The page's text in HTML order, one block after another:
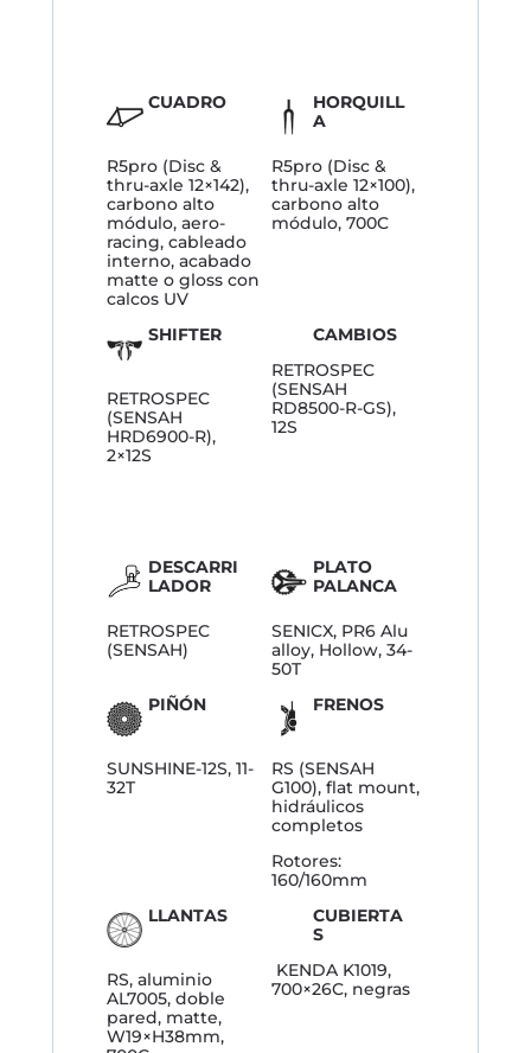
CUADRO
R5pro (Disc &
thru-axle 12×142),
carbono alto
módulo, aero-
racing, cableado
interno, acabado
matte o gloss con
calcos UV
HORQUILL
A
R5pro (Disc &
thru-axle 12×100),
carbono alto
módulo, 700C
SHIFTER
RETROSPEC
(SENSAH
HRD6900-R),
2×12S
CAMBIOS
RETROSPEC
(SENSAH
RD8500-R-GS),
12S
DESCARRI
LADOR
RETROSPEC
(SENSAH)
PLATO
PALANCA
SENICX, PR6 Alu
alloy, Hollow, 34-
50T
PIÑÓN
SUNSHINE-12S, 11-
32T
FRENOS
RS (SENSAH
G100), flat mount,
hidráulicos
completos
Rotores:
160/160mm
LLANTAS
RS, aluminio
AL7005, doble
pared, matte,
W19×H38mm,
CUBIERTA
S
KENDA K1019,
700×26C, negras